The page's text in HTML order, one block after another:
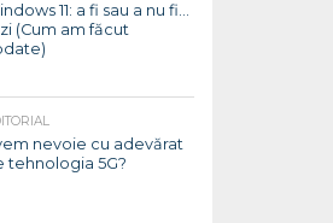
11: a fi sau a nu fi…
zi (Cum am făcut
nevoie cu adevărat
tehnologia 5G?